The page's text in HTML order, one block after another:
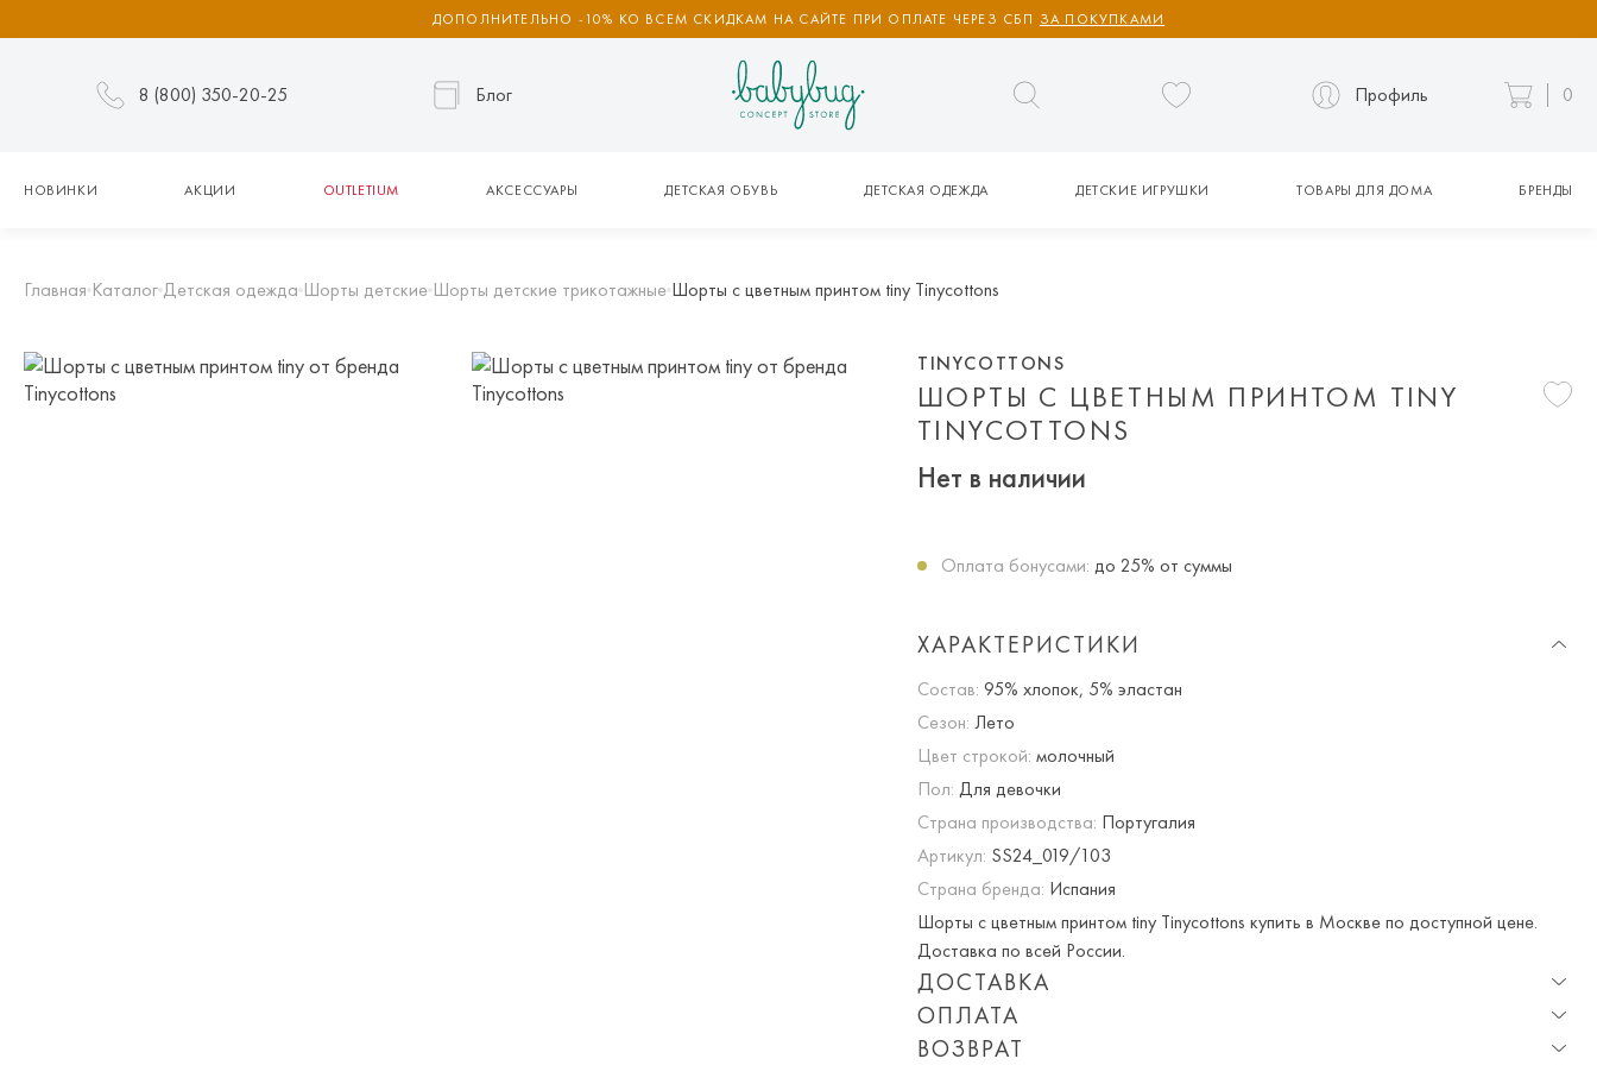
ДОПОЛНИТЕЛЬНО -10% КО ВСЕМ СКИДКАМ НА САЙТЕ ПРИ ОПЛАТЕ ЧЕРЕЗ СБП ЗА ПОКУПКАМИ
8 (800) 350-20-25 Блог Профиль 0
НОВИНКИ АКЦИИ OUTLETIUM АКСЕССУАРЫ ДЕТСКАЯ ОБУВЬ ДЕТСКАЯ ОДЕЖДА ДЕТСКИЕ ИГРУШКИ ТОВАРЫ ДЛЯ ДОМА БРЕНДЫ
Главная Каталог Детская одежда Шорты детские Шорты детские трикотажные Шорты с цветным принтом tiny Tinycottons
ШОРТЫ С ЦВЕТНЫМ ПРИНТОМ TINY
TINYCOTTONS
TINYCOTTONS
Нет в наличии
Оплата бонусами: до 25% от суммы
ХАРАКТЕРИСТИКИ
Состав: 95% хлопок, 5% эластан
Сезон: Лето
Цвет строкой: молочный
Пол: Для девочки
Страна производства: Португалия
Артикул: SS24_019/103
Страна бренда: Испания
Шорты с цветным принтом tiny Tinycottons купить в Москве по доступной цене.
Доставка по всей России.
ДОСТАВКА
Опция частичная доставка и примерка доступна для Москвы и МО.
ОПЛАТА
При оплате онлайн вы получаете 10% скидку. Любые купоны и акции
ВОЗВРАТ